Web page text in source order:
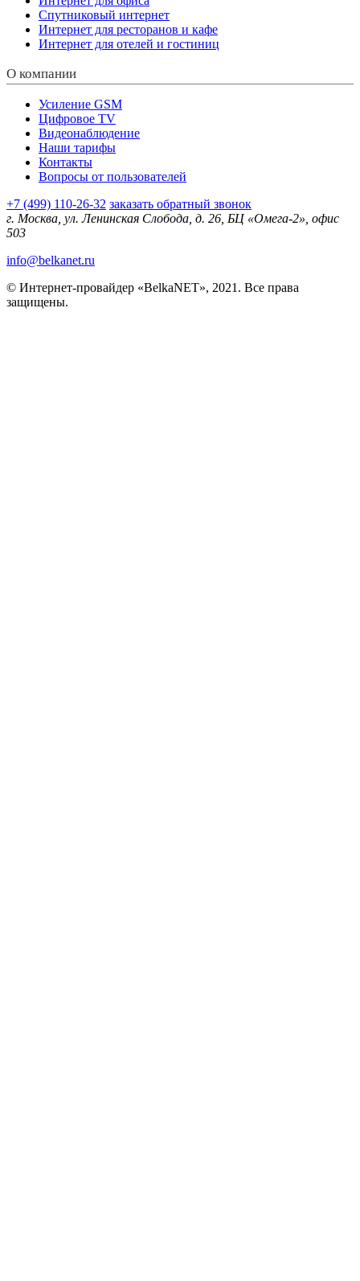
Спутниковый интернет
Интернет для ресторанов и кафе
Интернет для отелей и гостиниц
О компании
Усиление GSM
Цифровое TV
Видеонаблюдение
Наши тарифы
Контакты
Вопросы от пользователей
+7 (499) 110-26-32 заказать обратный звонок
г. Москва, ул. Ленинская Слобода, д. 26, БЦ «Омега-2», офис
503
info@belkanet.ru
© Интернет-провайдер «BelkaNET», 2021. Все права
защищены.